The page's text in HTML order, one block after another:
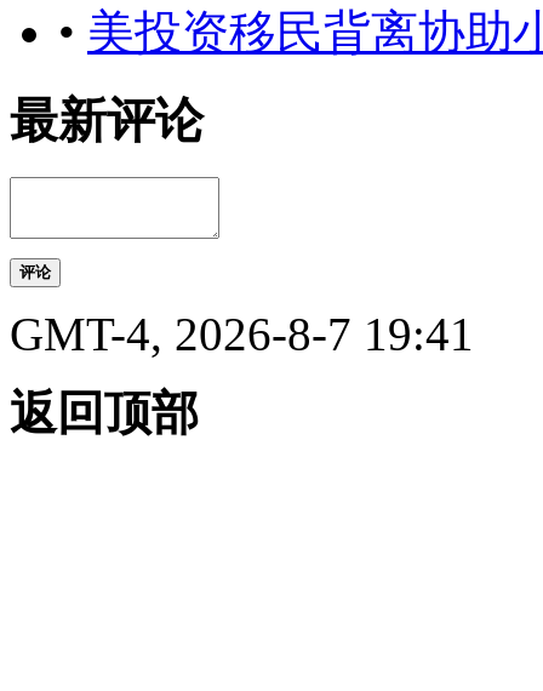
• 美投资移民背离协助
最新评论
评论
GMT-4, 2026-8-7 19:41
返回顶部